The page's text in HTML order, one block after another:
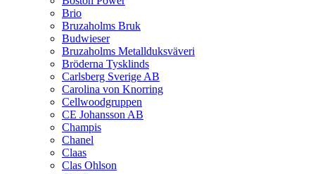
Brio
Bruzaholms Bruk
Budwieser
Bruzaholms Metallduksväveri
Bröderna Tysklinds
Carlsberg Sverige AB
Carolina von Knorring
Cellwoodgruppen
CE Johansson AB
Champis
Chanel
Claas
Clas Ohlson